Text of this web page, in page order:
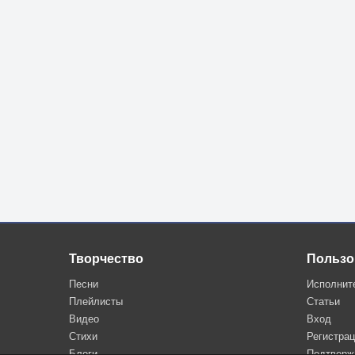
Творчество
Песни
Плейлисты
Видео
Стихи
Статьи
Вход